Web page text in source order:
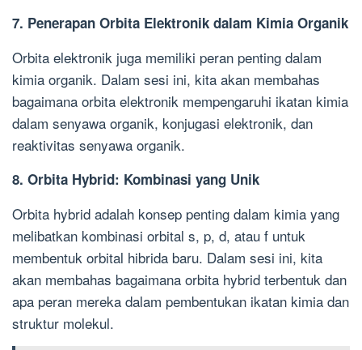
7. Penerapan Orbita Elektronik dalam Kimia Organik
Orbita elektronik juga memiliki peran penting dalam
kimia organik. Dalam sesi ini, kita akan membahas
bagaimana orbita elektronik mempengaruhi ikatan kimia
dalam senyawa organik, konjugasi elektronik, dan
reaktivitas senyawa organik.
8. Orbita Hybrid: Kombinasi yang Unik
Orbita hybrid adalah konsep penting dalam kimia yang
melibatkan kombinasi orbital s, p, d, atau f untuk
membentuk orbital hibrida baru. Dalam sesi ini, kita
akan membahas bagaimana orbita hybrid terbentuk dan
apa peran mereka dalam pembentukan ikatan kimia dan
struktur molekul.